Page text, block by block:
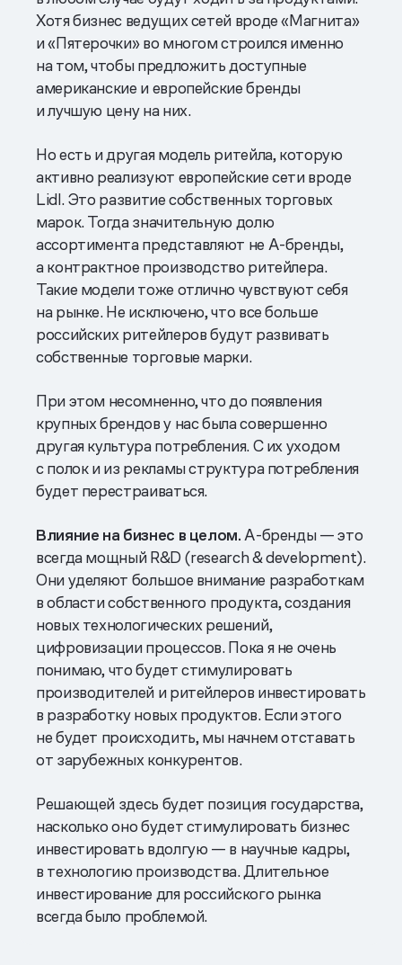
Хотя бизнес ведущих сетей вроде «Магнита»
и «Пятерочки» во многом строился именно
на том, чтобы предложить доступные
американские и европейские бренды
и лучшую цену на них.
Но есть и другая модель ритейла, которую
активно реализуют европейские сети вроде
Lidl. Это развитие собственных торговых
марок. Тогда значительную долю
ассортимента представляют не А-бренды,
а контрактное производство ритейлера.
Такие модели тоже отлично чувствуют себя
на рынке. Не исключено, что все больше
российских ритейлеров будут развивать
собственные торговые марки.
При этом несомненно, что до появления
крупных брендов у нас была совершенно
другая культура потребления. С их уходом
с полок и из рекламы структура потребления
будет перестраиваться.
Влияние на бизнес в целом.А-бренды — это
всегда мощный R&D (research & development).
Они уделяют большое внимание разработкам
в области собственного продукта, создания
новых технологических решений,
цифровизации процессов. Пока я не очень
понимаю, что будет стимулировать
производителей и ритейлеров инвестировать
в разработку новых продуктов. Если этого
не будет происходить, мы начнем отставать
от зарубежных конкурентов.
Решающей здесь будет позиция государства,
насколько оно будет стимулировать бизнес
инвестировать вдолгую — в научные кадры,
в технологию производства. Длительное
инвестирование для российского рынка
всегда было проблемой.